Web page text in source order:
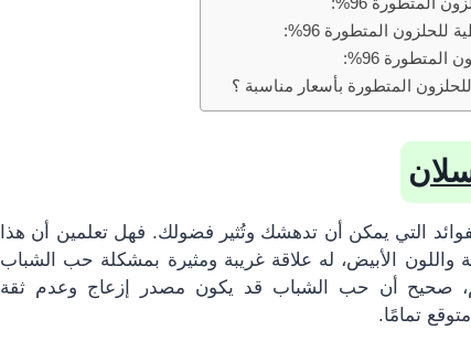
المتطورة 96%:
96%:
المتطورة بأسعار مناسبة ؟
التي يمكن أن تدهشك وتُثير فضولك. فهل تعلمين أن هذا
واللون الأبيض، له علاقة غريبة ومثيرة بمشكلة حب الشباب
صحيح أن حب الشباب قد يكون مصدر إزعاج وعدم ثقة
تمامًا.